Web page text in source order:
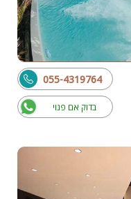
בדוק אם פנוי
055-4319764